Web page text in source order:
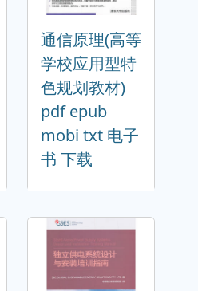
通信原理(高等
学校应用型特
色规划教材)
pdf epub
mobi txt 电子
书 下载